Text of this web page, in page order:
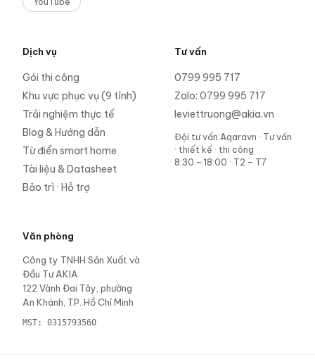
Dịch vụ
Gói thi công
Khu vực phục vụ (9 tỉnh)
Trải nghiệm thực tế
Blog & Hướng dẫn
Từ điển smart home
Tài liệu & Datasheet
Bảo trì · Hỗ trợ
Tư vấn
0799 995 717
Zalo: 0799 995 717
leviettruong@akia.vn
Đội tư vấn Aqaravn · Tư vấn
· thiết kế · thi công
8:30 – 18:00 · T2 – T7
Văn phòng
Công ty TNHH Sản Xuất và
Đầu Tư AKIA
122 Vành Đai Tây, phường
An Khánh, TP. Hồ Chí Minh
MST: 0315793560